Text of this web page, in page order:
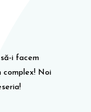
i facem
complex! Noi